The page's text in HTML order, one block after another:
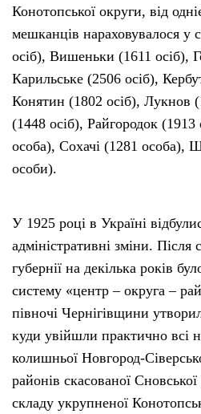
Конотопської округи, від
мешканців нараховувалося у
осіб), Вишеньки (1611 осіб),
Карильське (2506 осіб),
Конятин (1802 осіб), Лукнов
(1448 осіб), Райгородок
особа), Сохачі (1281 особа),
особи).
У 1925 році в Україні
адміністративні зміни. Після
губернії на декілька років
систему «центр – округа –
півночі Чернігівщини
куди увійшли практично всі
колишньої Новгород-
районів скасованої
складу укрупненої